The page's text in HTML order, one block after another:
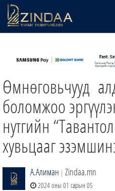
ТВ8
ӨГЛӨӨНИЙ СОНИН
ЗИНДАА СЭТГҮҮЛ
Өмнөговьчууд
боломжоо
нутгийн
хувьцааг
А.Алиман | Zindaa.mn
2024 оны 01 сарын 05